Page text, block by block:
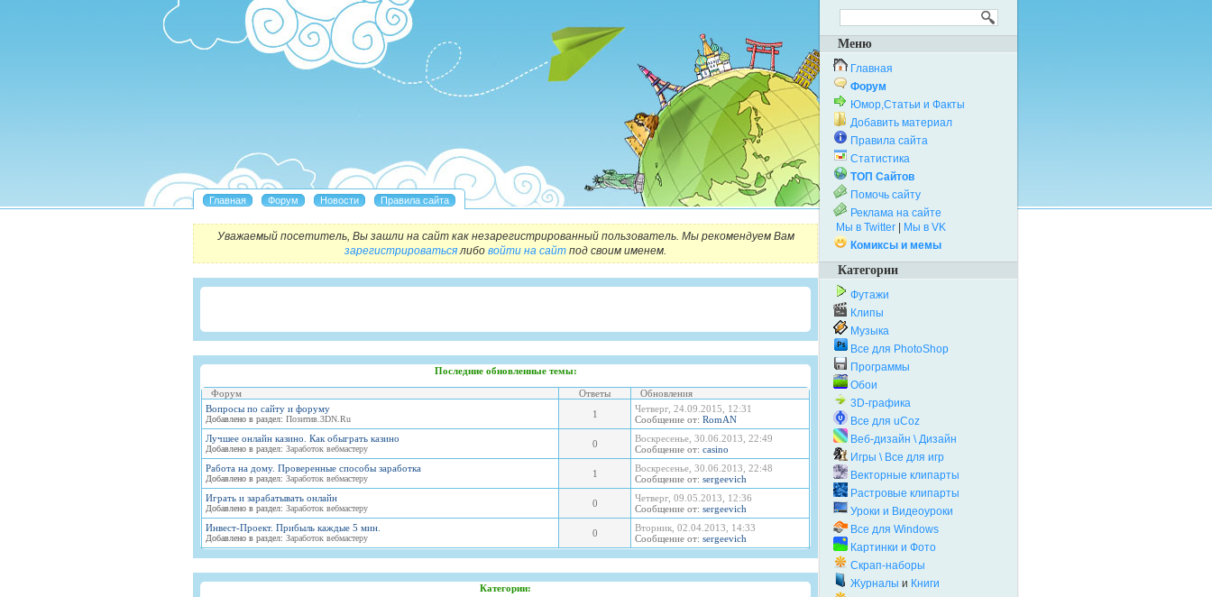
Уважаемый посетитель, Вы зашли на сайт как незарегистрированный пользователь. Мы рекомендуем Вам
зарегистрироватьсялибо войти на сайт под своим именем.
Последние обновленные темы:
Форум Ответы
Обновления
Вопросы по сайту и форуму
Добавлено в раздел: Позитив.3DN.Ru 1
Четверг, 24.09.2015, 12:31
Сообщение от: RomAN
Лучшее онлайн казино. Как обыграть казино
Добавлено в раздел: Заработок вебмастеру 0
Воскресенье, 30.06.2013, 22:49
Сообщение от: casino
Работа на дому. Проверенные способы заработка
Добавлено в раздел: Заработок вебмастеру 1
Воскресенье, 30.06.2013, 22:48
Сообщение от: sergeevich
Играть и зарабатывать онлайн
Добавлено в раздел: Заработок вебмастеру 0
Четверг, 09.05.2013, 12:36
Сообщение от: sergeevich
Инвест-Проект. Прибыль каждые 5 мин.
Добавлено в раздел: Заработок вебмастеру 0
Вторник, 02.04.2013, 14:33
Сообщение от: sergeevich
Категории:
Меню
Главная
Форум
Юмор,Статьи и Факты
Добавить материал
Правила сайта
Статистика
ТОП Сайтов
Помочь сайту
Реклама на сайте
Мы в Twitter
Мы в VK
Комиксы и мемы
Категории
Футажи
Клипы
Музыка
Все для PhotoShop
Программы
Обои
3D-графика
Все для uCoz
Веб-дизайн \ Дизайн
Игры \ Все для игр
Векторные клипарты
Растровые клипарты
Уроки и Видеоуроки
Все для Windows
Картинки и Фото
Скрап-наборы
Журналы и Книги